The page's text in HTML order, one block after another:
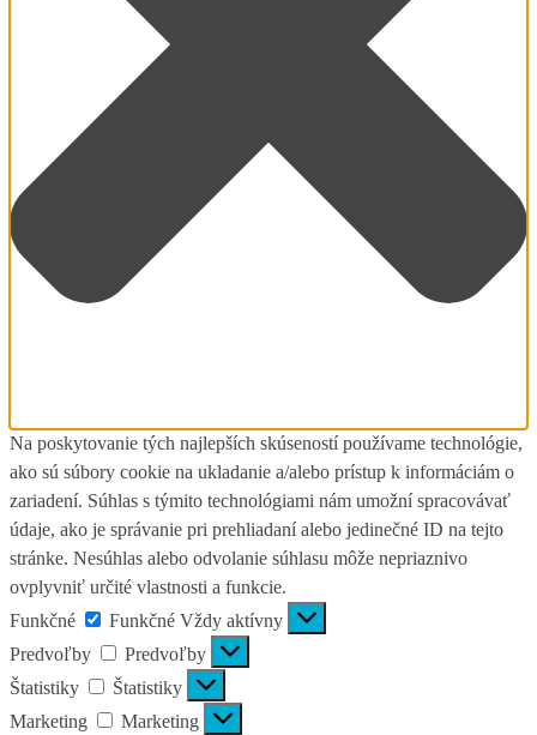
Na poskytovanie tých najlepších skúseností používame technológie,
ako sú súbory cookie na ukladanie a/alebo prístup k informáciám o
zariadení. Súhlas s týmito technológiami nám umožní spracovávať
údaje, ako je správanie pri prehliadaní alebo jedinečné ID na tejto
stránke. Nesúhlas alebo odvolanie súhlasu môže nepriaznivo
ovplyvniť určité vlastnosti a funkcie.
Funkčné
Funkčné Vždy aktívny
Predvoľby
Predvoľby
Štatistiky
Štatistiky
Marketing
Marketing